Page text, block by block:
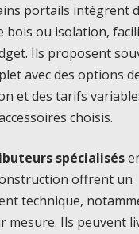
portails intègrent
bois ou isolation,
Ils proposent
avec des options
et des tarifs
choisis.
spécialisés
offrent un
technique,
mesure. Ils peuvent